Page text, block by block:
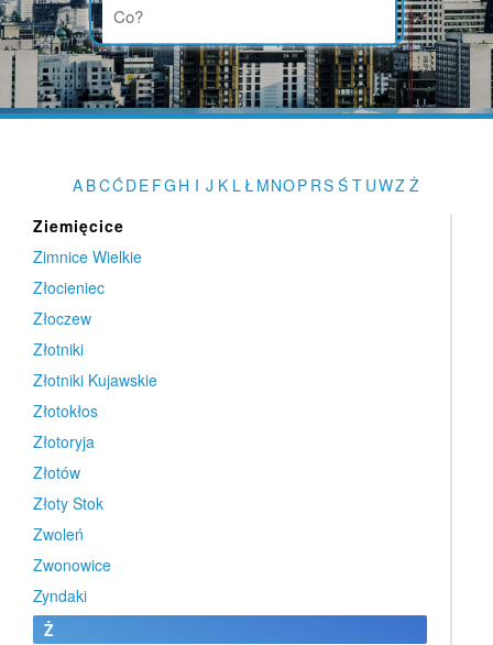
A BCĆDE FG H I J K LŁ MNOP RS Ś T UWZ Ż
Zielona Góra
Zielona Góra
Zielonka
Zielonka
Ziemięcice
Zimnice Wielkie
Złocieniec
Złoczew
Złotniki
Złotniki Kujawskie
Złotokłos
Złotoryja
Złotów
Złoty Stok
Zwoleń
Zwonowice
Zyndaki
Ż